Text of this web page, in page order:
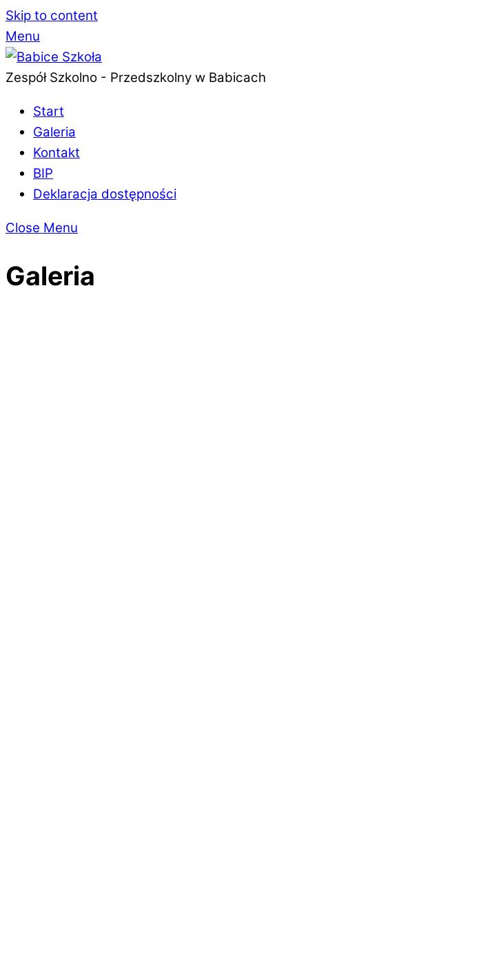
Skip to content
Menu
Zespół Szkolno - Przedszkolny w Babicach
Start
Galeria
Kontakt
BIP
Deklaracja dostępności
Close Menu
Galeria